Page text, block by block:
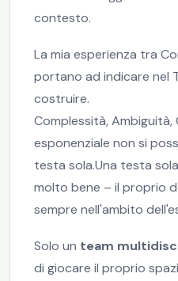
contesto.
La mia esperienza tra
portano ad indicare nel
costruire.
Complessità, Ambiguità,
esponenziale non si
testa sola.Una testa
molto bene – il proprio
sempre nell'ambito
Solo un team
di giocare il proprio